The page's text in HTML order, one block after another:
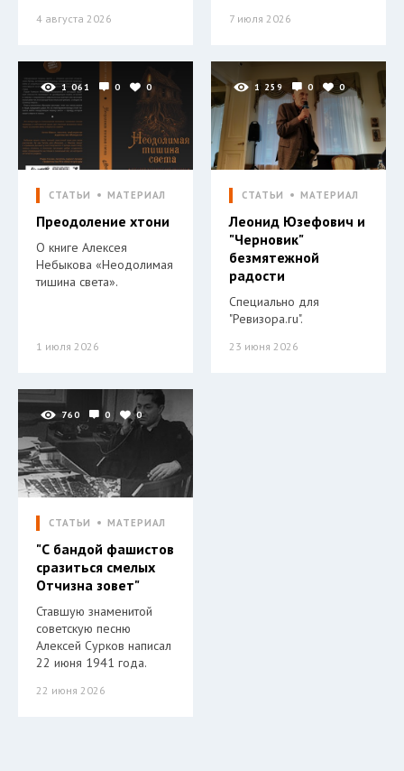
4 августа 2026 7 июля 2026
1 061 0 0
СТАТЬИ МАТЕРИАЛ
Преодоление хтони
О книге Алексея
Небыкова «Неодолимая
тишина света».
1 июля 2026
1 259 0 0
СТАТЬИ МАТЕРИАЛ
Леонид Юзефович и
"Черновик"
безмятежной
радости
Специально для
"Ревизора.ru".
23 июня 2026
760 0 0
СТАТЬИ МАТЕРИАЛ
"С бандой фашистов
сразиться смелых
Отчизна зовет"
Ставшую знаменитой
советскую песню
Алексей Сурков написал
22 июня 1941 года.
22 июня 2026